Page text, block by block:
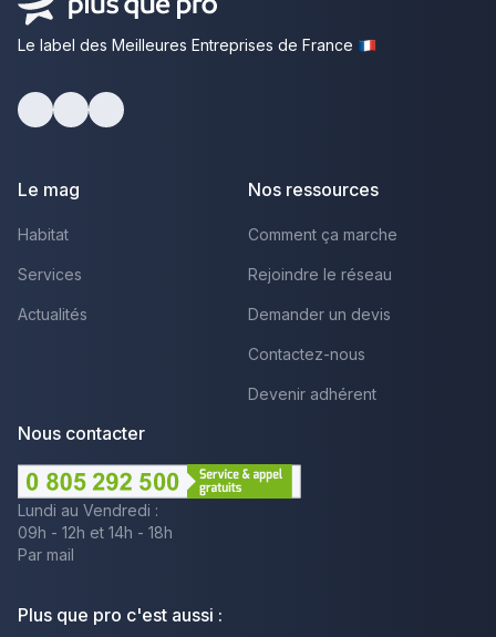
Le label des Meilleures Entreprises de France
Le mag
Habitat
Services
Actualités
Nos ressources
Comment ça marche
Rejoindre le réseau
Demander un devis
Contactez-nous
Devenir adhérent
Nous contacter
Lundi au Vendredi :
09h - 12h et 14h - 18h
Par mail
Plus que pro c'est aussi :